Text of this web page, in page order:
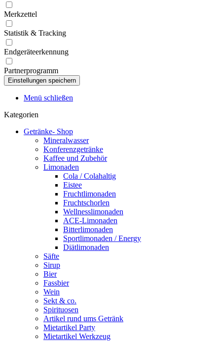
Merkzettel
Statistik & Tracking
Endgeräteerkennung
Partnerprogramm
Menü schließen
Kategorien
Getränke- Shop
Mineralwasser
Konferenzgetränke
Kaffee und Zubehör
Limonaden
Cola / Colahaltig
Eistee
Fruchtlimonaden
Fruchtschorlen
Wellnesslimonaden
ACE-Limonaden
Bitterlimonaden
Sportlimonaden / Energy
Diätlimonaden
Säfte
Sirup
Bier
Fassbier
Wein
Sekt & co.
Spirituosen
Artikel rund ums Getränk
Mietartikel Party
Mietartikel Werkzeug